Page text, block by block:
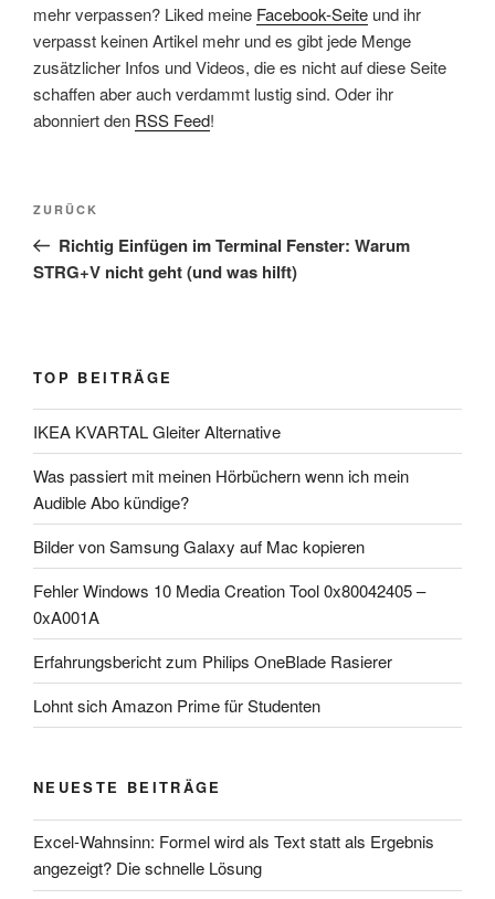
mehr verpassen? Liked meine Facebook-Seite und ihr
verpasst keinen Artikel mehr und es gibt jede Menge
zusätzlicher Infos und Videos, die es nicht auf diese Seite
schaffen aber auch verdammt lustig sind. Oder ihr
abonniert den RSS Feed!
Beitragsnavigation
Vorheriger
Beitrag
ZURÜCK
Richtig Einfügen im Terminal Fenster: Warum
STRG+V nicht geht (und was hilft)
TOP BEITRÄGE
IKEA KVARTAL Gleiter Alternative
Was passiert mit meinen Hörbüchern wenn ich mein
Audible Abo kündige?
Bilder von Samsung Galaxy auf Mac kopieren
Fehler Windows 10 Media Creation Tool 0x80042405 –
0xA001A
Erfahrungsbericht zum Philips OneBlade Rasierer
Lohnt sich Amazon Prime für Studenten
NEUESTE BEITRÄGE
Excel-Wahnsinn: Formel wird als Text statt als Ergebnis
angezeigt? Die schnelle Lösung